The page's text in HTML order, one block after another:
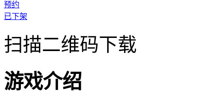
预约
已下架
扫描二维码下载
游戏介绍